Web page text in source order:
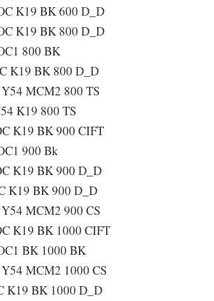
K19 BK 600 D_D
K19 BK 800 D_D
800 BK
K19 BK 800 D_D
MCM2 800 TS
K19 800 TS
K19 BK 900 CIFT
900 Bk
K19 BK 900 D_D
K19 BK 900 D_D
MCM2 900 CS
K19 BK 1000 CIFT
BK 1000 BK
MCM2 1000 CS
K19 BK 1000 D_D